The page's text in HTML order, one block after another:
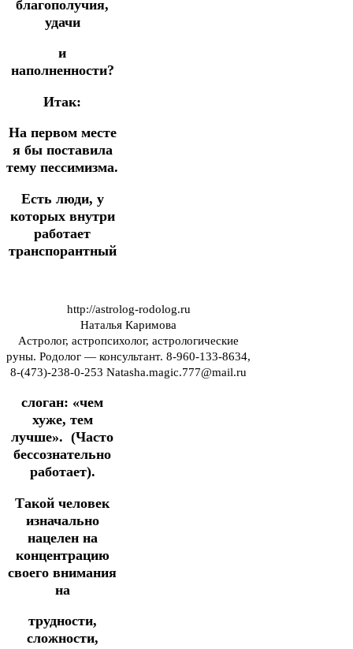
благополучия,
удачи
и
наполненности?
Итак:
На первом месте
я бы поставила
тему пессимизма.
Есть люди, у
которых внутри
работает
транспорантный
http://astrolog-rodolog.ru
Наталья Каримова
Астролог, астропсихолог, астрологические
руны. Родолог — консультант. 8-960-133-8634,
8-(473)-238-0-253 Natasha.magic.777@mail.ru
слоган: «чем
хуже, тем
лучше». (Часто
бессознательно
работает).
Такой человек
изначально
нацелен на
концентрацию
своего внимания
на
трудности,
сложности,